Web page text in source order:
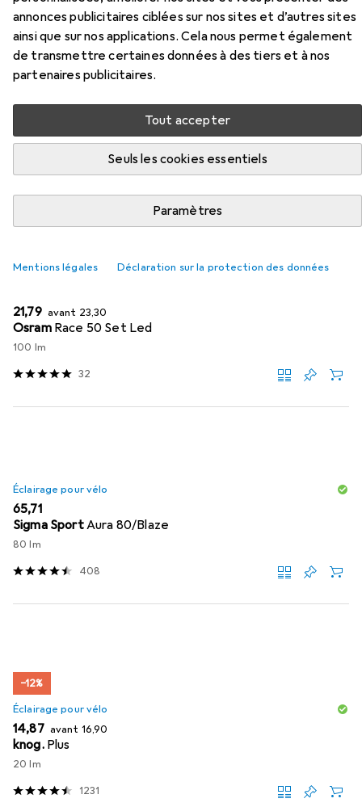
annonces publicitaires ciblées sur nos sites et d’autres sites
ainsi que sur nos applications. Cela nous permet également
de transmettre certaines données à des tiers et à nos
partenaires publicitaires.
Tout accepter
Seuls les cookies essentiels
Paramètres
Mentions légales Déclaration sur la protection des données
Ici, vous trouverez des accessoires compatibles avec le
produit Abus Coffre-fort 1385 des catégories Éclairage
pour vélo et Accessoires pour antivols de vélo.
Éclairage Pour Vélo Accessoires Pour Antivols
Liste des produits
−6%
EUR
21,79 avant EUR
23,30
Osram Race 50 Set Led
100 lm
32
Éclairage pour vélo
EUR
65,71
Sigma SportAura 80/Blaze
80 lm
408
−12%
Éclairage pour vélo
EUR
14,87 avant EUR
16,90
knog. Plus
20 lm
1231